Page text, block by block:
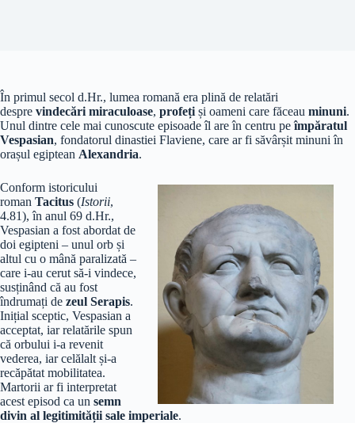
În primul secol d.Hr., lumea romană era plină de relatări
despre vindecări miraculoase, profeți și oameni care făceau minuni.
Unul dintre cele mai cunoscute episoade îl are în centru peîmpăratul
Vespasian, fondatorul dinastiei Flaviene, care ar fi săvârșit minuni în
orașul egiptean Alexandria.
Conform istoricului
roman Tacitus (Istorii,
4.81), în anul 69 d.Hr.,
Vespasian a fost abordat de
doi egipteni – unul orb și
altul cu o mână paralizată –
care i-au cerut să-i vindece,
susținând că au fost
îndrumați de zeul Serapis.
Inițial sceptic, Vespasian a
acceptat, iar relatările spun
că orbului i-a revenit
vederea, iar celălalt și-a
recăpătat mobilitatea.
Martorii ar fi interpretat
acest episod ca un semn
divin al legitimității sale imperiale.